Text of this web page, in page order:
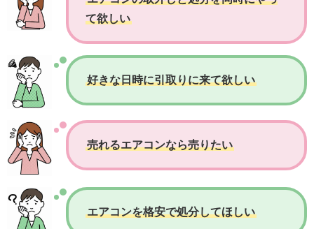
て欲しい
好きな日時に引取りに来て欲しい
売れるエアコンなら売りたい
エアコンを格安で処分してほしい